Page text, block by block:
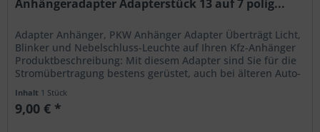
Anhängeradapter Adapterstück 13 auf 7 polig...
Adapter Anhänger, PKW Anhänger Adapter Überträgt Licht,
Blinker und Nebelschluss-Leuchte auf Ihren Kfz-Anhänger
Produktbeschreibung: Mit diesem Adapter sind Sie für die
Stromübertragung bestens gerüstet, auch bei älteren Auto-
Inhalt 1 Stück
9,00 € *